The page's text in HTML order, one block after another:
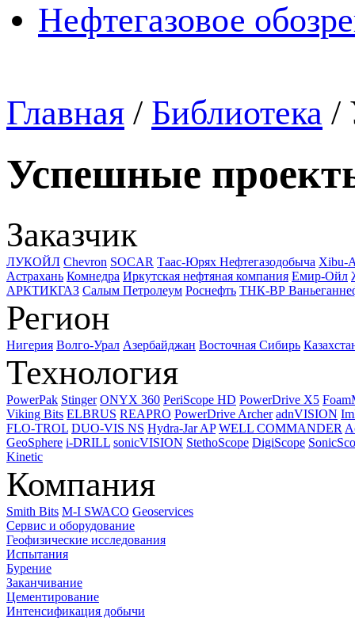
Нефтегазовое
Главная / Библиотека /
Успешные
Заказчик
ЛУКОЙЛ Chevron SOCAR Таас-Юрях Нефтегазодобыча Xibu-
Астрахань Комнедра Иркутская нефтяная компания Емир-Ойл
АРКТИКГАЗ Салым Петролеум Роснефть ТНК-ВР
Регион
Нигерия Волго-Урал Азербайджан Восточная Сибирь
Технология
PowerPak Stinger ONYX 360 PeriScope HD PowerDrive X5
Viking Bits ELBRUS REAPRO PowerDrive Archer adnVISION
FLO-TROL DUO-VIS NS Hydra-Jar AP WELL COMMANDER
GeoSphere i-DRILL sonicVISION StethoScope DigiScope
Kinetic
Компания
Smith Bits M-I SWACO Geoservices
Сервис и оборудование
Геофизические исследования
Испытания
Бурение
Заканчивание
Цементирование
Интенсификация добычи